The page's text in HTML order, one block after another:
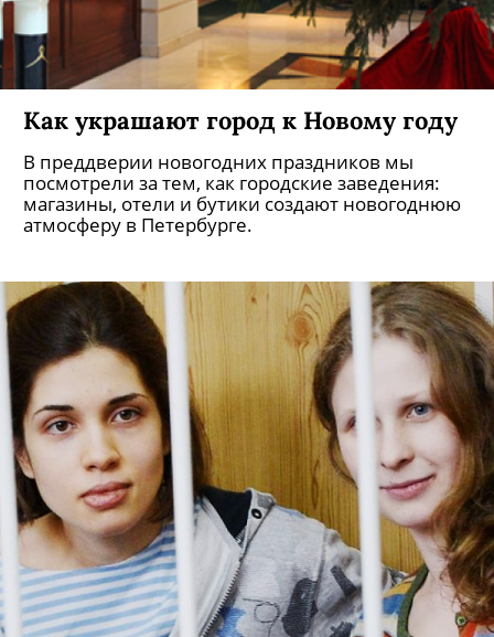
Как украшают город к Новому году
В преддверии новогодних праздников мы
посмотрели за тем, как городские заведения:
магазины, отели и бутики создают новогоднюю
атмосферу в Петербурге.